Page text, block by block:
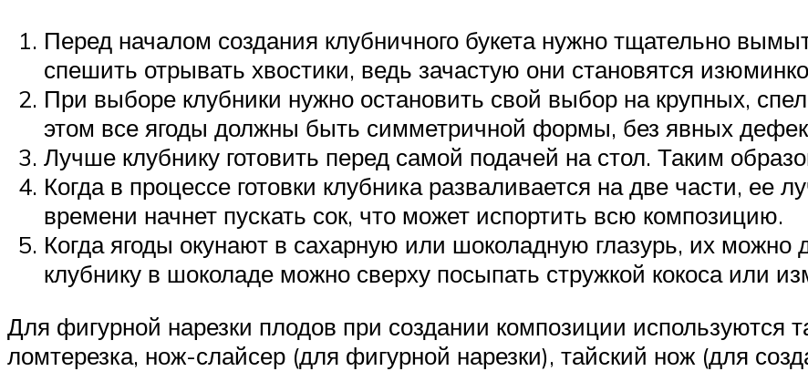
Перед началом создания клубничного букета нужно тщательно
спешить отрывать хвостики, ведь зачастую они становятся
При выборе клубники нужно остановить свой выбор на крупных,
этом все ягоды должны быть симметричной формы, без явных
Лучше клубнику готовить перед самой подачей на стол. Таким
Когда в процессе готовки клубника разваливается на две части, ее
времени начнет пускать сок, что может испортить всю композицию.
Когда ягоды окунают в сахарную или шоколадную глазурь, их можно
клубнику в шоколаде можно сверху посыпать стружкой кокоса или
Для фигурной нарезки плодов при создании композиции используются
ломтерезка, нож-слайсер (для фигурной нарезки), тайский нож (для